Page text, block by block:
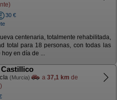
30 €
centenaria, totalmente rehabilitada,
total para 18 personas, con todas las
en día de ...
(Murcia) a 37,1 km de